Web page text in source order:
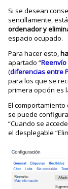
Si se desean
sencillamente,
ordenador y
espacio ocupado.
Para hacer esto,
apartado “Reenvío
(diferencias entre
para los que se
primera opción es
El
se puede
“Cuando se
el desplegable